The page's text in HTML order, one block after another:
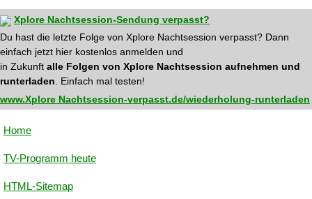
Xplore Nachtsession-Sendung verpasst?
Du hast die letzte Folge von Xplore Nachtsession verpasst? Dann
einfach jetzt hier kostenlos anmelden und
in Zukunft alle Folgen von Xplore Nachtsession aufnehmen und
runterladen . Einfach mal testen!
www.Xplore Nachtsession-verpasst.de/wiederholung-runterladen
Home
TV-Programm heute
HTML-Sitemap